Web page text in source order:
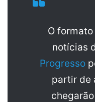
O
notícias
Progresso
partir de